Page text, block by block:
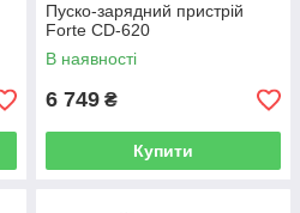
Пуско-зарядний пристрій
Forte CD-620
В наявності
6 749 ₴
Купити